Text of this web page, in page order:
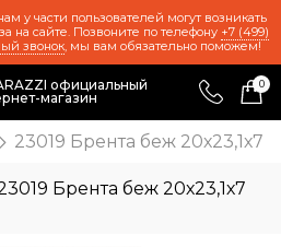
у части пользователей могут возникать
на сайте. Позвоните по телефону +7 (499)
звонок, мы вам обязательно поможем!
официальный
магазин
0
23019 Брента беж 20х23,1х7
Брента беж 20х23,1х7